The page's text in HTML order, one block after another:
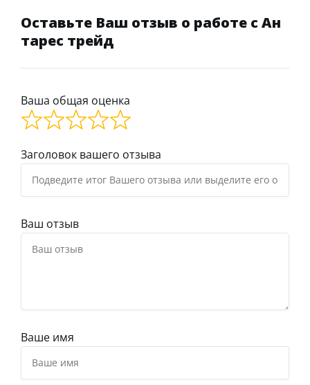
Оставьте Ваш отзыв о работе с Ан
тарес трейд
Ваша общая оценка
Заголовок вашего отзыва
Ваш отзыв
Ваше имя